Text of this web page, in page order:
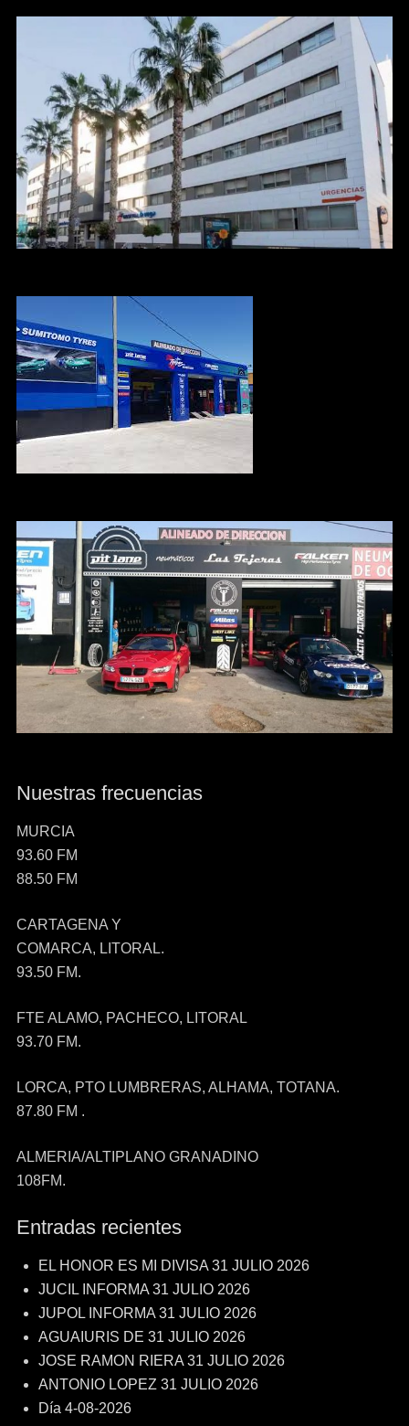
Nuestras frecuencias
MURCIA
93.60 FM
88.50 FM
CARTAGENA Y
COMARCA, LITORAL.
93.50 FM.
FTE ALAMO, PACHECO, LITORAL
93.70 FM.
LORCA, PTO LUMBRERAS, ALHAMA, TOTANA.
87.80 FM .
ALMERIA/ALTIPLANO GRANADINO
108FM.
Entradas recientes
EL HONOR ES MI DIVISA 31 JULIO 2026
JUCIL INFORMA 31 JULIO 2026
JUPOL INFORMA 31 JULIO 2026
AGUAIURIS DE 31 JULIO 2026
JOSE RAMON RIERA 31 JULIO 2026
ANTONIO LOPEZ 31 JULIO 2026
Día 4-08-2026